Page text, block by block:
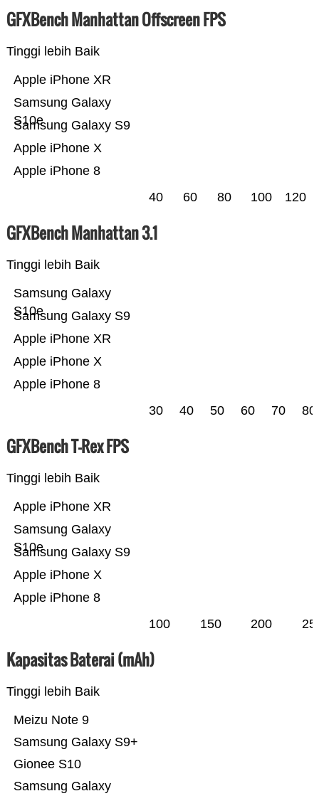
GFXBench Manhattan Offscreen FPS
Tinggi lebih Baik
Apple iPhone 8
Apple iPhone X
Samsung Galaxy S9
Samsung Galaxy
S10e
Apple iPhone XR
40 60 80 100 120
GFXBench Manhattan 3.1
Tinggi lebih Baik
Apple iPhone 8
Apple iPhone X
Apple iPhone XR
Samsung Galaxy S9
Samsung Galaxy
S10e
30 40 50 60 70 80
GFXBench T-Rex FPS
Tinggi lebih Baik
Apple iPhone 8
Apple iPhone X
Samsung Galaxy S9
Samsung Galaxy
S10e
Apple iPhone XR
100 150 200
Kapasitas Baterai (mAh)
Tinggi lebih Baik
Samsung Galaxy
Gionee S10
Samsung Galaxy S9+
Meizu Note 9